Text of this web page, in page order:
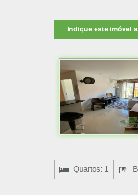
Indique este imóvel
Quartos: 1